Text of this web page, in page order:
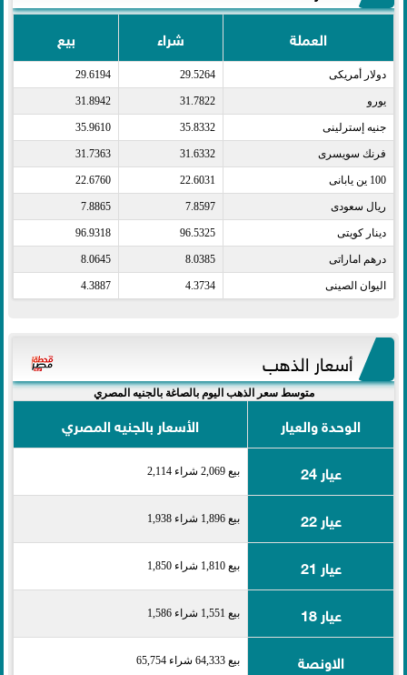
العملة شراء بيع
دولار أمريكى​ 29.5264
29.6194
يورو​ 31.7822
31.8942
جنيه إسترلينى​ 35.8332
35.9610
فرنك سويسرى​ 31.6332
31.7363
100 ين يابانى​ 22.6031
22.6760
ريال سعودى​ 7.8597
7.8865
دينار كويتى​ 96.5325
96.9318
درهم اماراتى​ 8.0385
8.0645
اليوان الصينى​ 4.3734
4.3887
أسعار الذهب
متوسط سعر الذهب اليوم بالصاغة بالجنيه المصري
الوحدة والعيار
الأسعار بالجنيه المصري
عيار 24
بيع 2,069 شراء 2,114
عيار 22 بيع 1,896 شراء 1,938
عيار 21 بيع 1,810 شراء 1,850
عيار 18 بيع 1,551 شراء 1,586
الاونصة بيع 64,333 شراء 65,754